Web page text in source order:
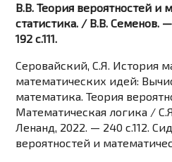
В.В. Теория вероятностей и
статистика. / В.В. Семенов.
192 c.111.
Серовайский, С.Я. История
математических идей:
математика. Теория
Математическая логика /
Ленанд, 2022. — 240 c.112.
вероятностей и